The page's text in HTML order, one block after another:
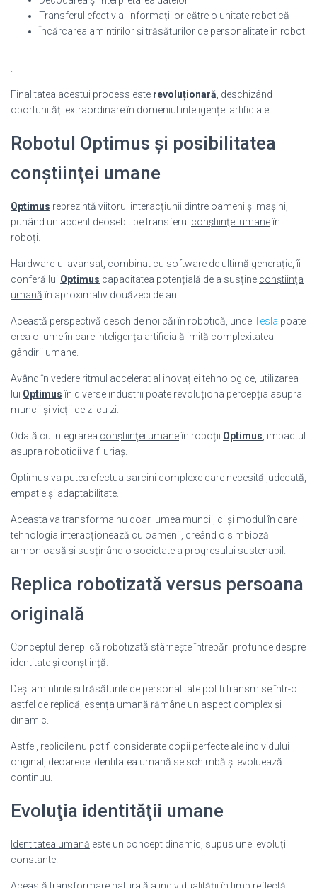
Transferul efectiv al informațiilor către o unitate robotică
Încărcarea amintirilor și trăsăturilor de personalitate în robot
Finalitatea acestui process este revoluționară , deschizând
oportunități extraordinare în domeniul inteligenței artificiale.
Robotul Optimus şi posibilitatea
conştiinţei umane
Optimus reprezintă viitorul interacțiunii dintre oameni și mașini,
punând un accent deosebit pe transferul conştiinţei umaneîn
roboți.
Hardware-ul avansat, combinat cu software de ultimă generație, îi
conferă lui Optimus capacitatea potențială de a susține conştiinţa
umană în aproximativ douăzeci de ani.
Această perspectivă deschide noi căi în robotică, undeTesla poate
crea o lume în care inteligența artificială imită complexitatea
gândirii umane.
Având în vedere ritmul accelerat al inovației tehnologice, utilizarea
lui Optimus în diverse industrii poate revoluționa percepția asupra
muncii și vieții de zi cu zi.
Odată cu integrarea conştiinţei umaneîn roboții Optimus , impactul
asupra roboticii va fi uriaș.
Optimus va putea efectua sarcini complexe care necesită judecată,
empatie și adaptabilitate.
Aceasta va transforma nu doar lumea muncii, ci și modul în care
tehnologia interacționează cu oamenii, creând o simbioză
armonioasă și susținând o societate a progresului sustenabil.
Replica robotizată versus persoana
originală
Conceptul de replică robotizată stârnește întrebări profunde despre
identitate și conștiință.
Deși amintirile și trăsăturile de personalitate pot fi transmise într-o
astfel de replică, esența umană rămâne un aspect complex și
dinamic.
Astfel, replicile nu pot fi considerate copii perfecte ale individului
original, deoarece identitatea umană se schimbă și evoluează
continuu.
Evoluţia identităţii umane
Identitatea umană este un concept dinamic, supus unei evoluții
constante.